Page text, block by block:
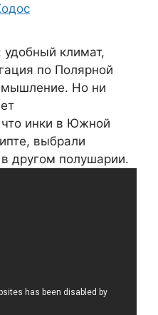
удобный климат,
по Полярной
мышление. Но ни
что инки в Южной
выбрали
другом полушарии.